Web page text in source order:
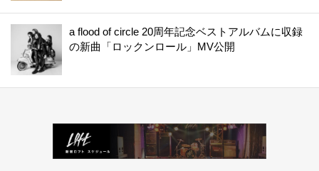
a flood of circle 20周年記念ベストアルバムに収録
の新曲「ロックンロール」MV公開